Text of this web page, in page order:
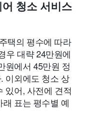
청소 서비스
택의 평수에 따라
우 대략 24만원에
원에서 45만원 정
이외에도 청소 상
있어, 사전에 견적
표는 평수별 예